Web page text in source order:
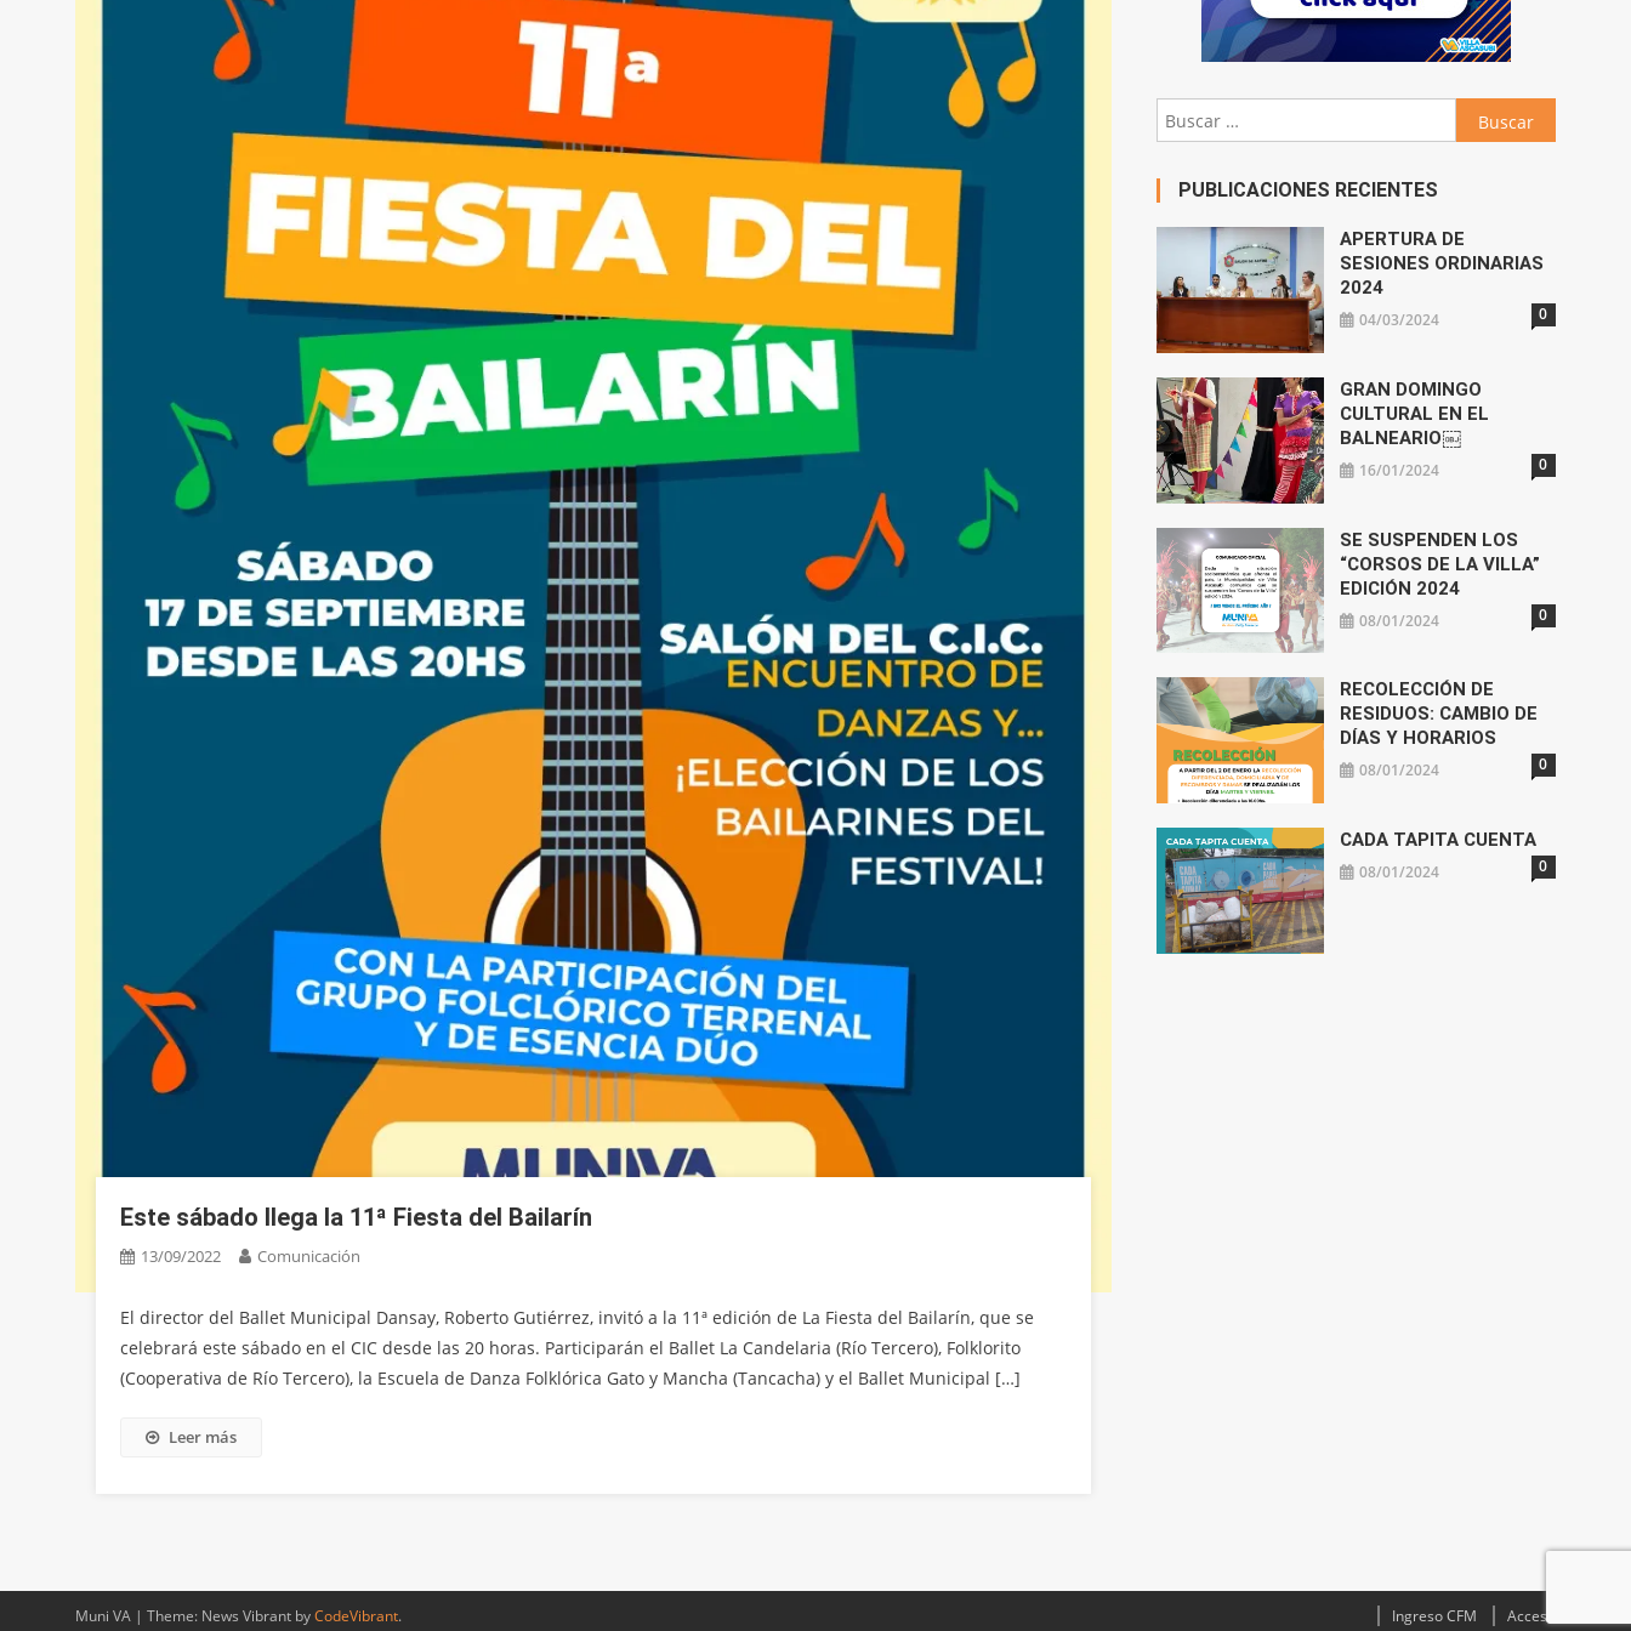
Este sábado llega la 11ª Fiesta del Bailarín
13/09/2022 Comunicación
El director del Ballet Municipal Dansay, Roberto Gutiérrez, invitó a la 11ª edición de La Fiesta del Bailarín, que se
celebrará este sábado en el CIC desde las 20 horas. Participarán el Ballet La Candelaria (Río Tercero), Folklorito
(Cooperativa de Río Tercero), la Escuela de Danza Folklórica Gato y Mancha (Tancacha) y el Ballet Municipal […]
Leer más
Buscar:
PUBLICACIONES RECIENTES
APERTURA DE
SESIONES ORDINARIAS
2024
04/03/2024 0
GRAN DOMINGO
CULTURAL EN EL
BALNEARIO￼
16/01/2024 0
SE SUSPENDEN LOS
“CORSOS DE LA VILLA”
EDICIÓN 2024
08/01/2024 0
RECOLECCIÓN DE
RESIDUOS: CAMBIO DE
DÍAS Y HORARIOS
08/01/2024 0
CADA TAPITA CUENTA
08/01/2024 0
Muni VA | Theme: News Vibrant byCodeVibrant. Ingreso CFM Acceso